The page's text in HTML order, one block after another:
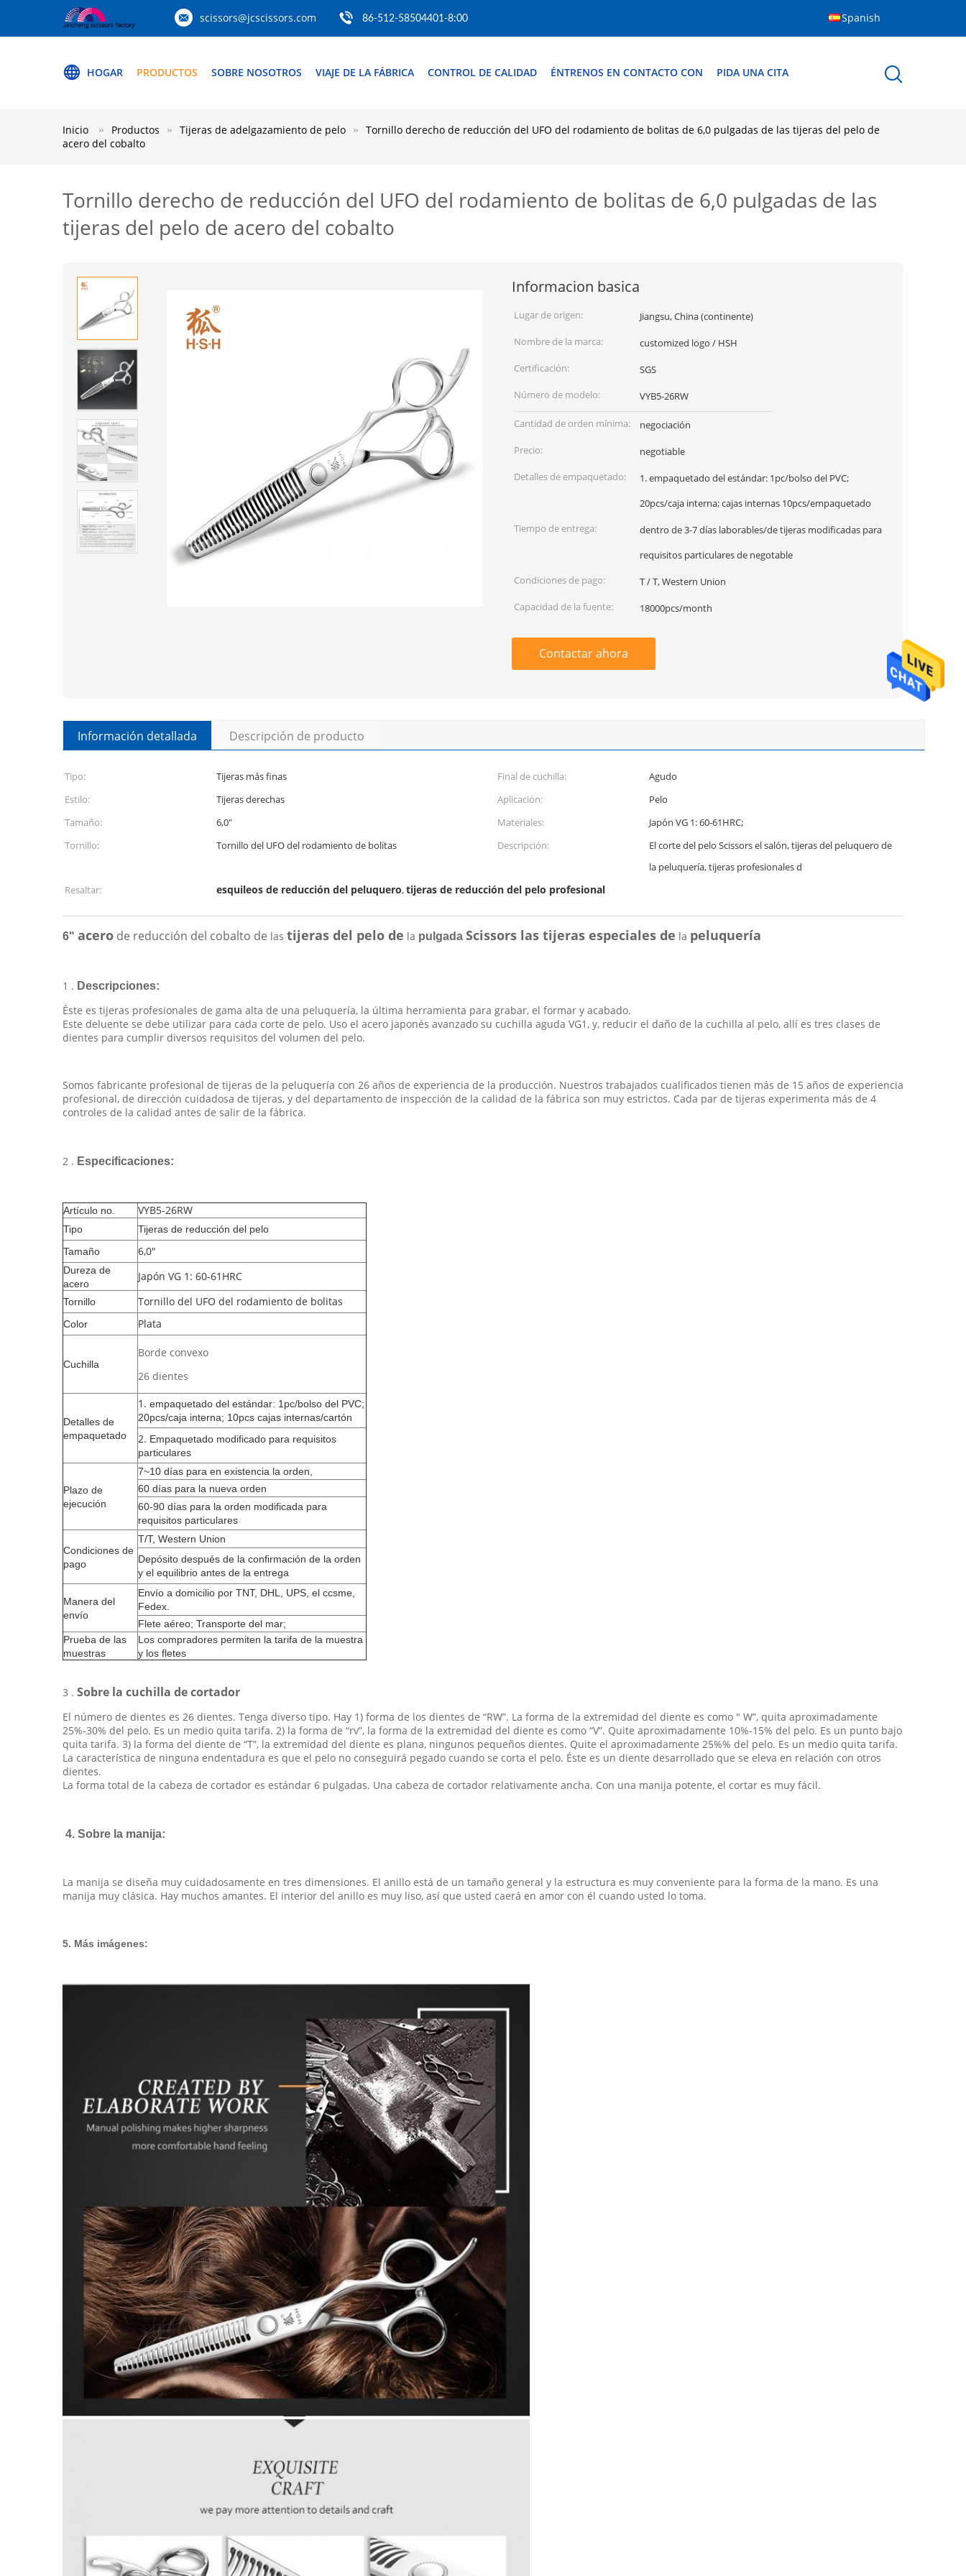
scissors@jcscissors.com 86-512-58504401-8:00 Spanish
HOGAR PRODUCTOS SOBRE NOSOTROS VIAJE DE LA FÁBRICA CONTROL DE CALIDAD ÉNTRENOS EN CONTACTO CON PIDA UNA CITA
Inicio Productos Tijeras de adelgazamiento de pelo
Tornillo derecho de reducción del UFO del rodamiento de bolitas de 6,0 pulgadas de las tijeras del pelo de
acero del cobalto
Tornillo derecho de reducción del UFO del rodamiento de bolitas de 6,0 pulgadas de las
tijeras del pelo de acero del cobalto
Informacion basica
Lugar de origen:
Jiangsu, China (continente)
Nombre de la marca:
customized logo / HSH
Certificación:
SGS
Número de modelo:
VYB5-26RW
Cantidad de orden mínima:
negociación
Precio:
negotiable
Detalles de empaquetado:
1. empaquetado del estándar: 1pc/bolso del PVC;
20pcs/caja interna; cajas internas 10pcs/empaquetado
Tiempo de entrega:
dentro de 3-7 días laborables/de tijeras modificadas para
requisitos particulares de negotable
Condiciones de pago:
T / T, Western Union
Capacidad de la fuente:
18000pcs/month
Contactar ahora
Información detallada Descripción de producto
Tipo: Tijeras más finas Final de cuchilla:
Agudo
Estilo:
Tijeras derechas Aplicación:
Pelo
Tamaño:
6,0" Materiales:
Japón VG 1: 60-61HRC;
Tornillo:
Tornillo del UFO del rodamiento de bolitas Descripción:
El corte del pelo Scissors el salón, tijeras del peluquero de
la peluquería, tijeras profesionales d
Resaltar:
esquileos de reducción del peluquero,tijeras de reducción del pelo profesional
6" acero de reducción del cobalto de las tijeras del pelo de la pulgada Scissors las tijeras especiales de la peluquería
1 . Descripciones:
Éste es tijeras profesionales de gama alta de una peluquería, la última herramienta para grabar, el formar y acabado.
Este deluente se debe utilizar para cada corte de pelo. Uso el acero japonés avanzado su cuchilla aguda VG1, y, reducir el daño de la cuchilla al pelo, allí es tres clases de
dientes para cumplir diversos requisitos del volumen del pelo.
Somos fabricante profesional de tijeras de la peluquería con 26 años de experiencia de la producción. Nuestros trabajados cualificados tienen más de 15 años de experiencia
profesional, de dirección cuidadosa de tijeras, y del departamento de inspección de la calidad de la fábrica son muy estrictos. Cada par de tijeras experimenta más de 4
controles de la calidad antes de salir de la fábrica.
2 . Especificaciones:
Artículo no. VYB5-26RW
Tipo
Tijeras de reducción del pelo
Tamaño
6,0"
Dureza de
acero
Japón VG 1: 60-61HRC
Tornillo Tornillo del UFO del rodamiento de bolitas
Color Plata
Cuchilla
Borde convexo
26 dientes
Detalles de
empaquetado
1. empaquetado del estándar: 1pc/bolso del PVC;
20pcs/caja interna; 10pcs cajas internas/cartón
2. Empaquetado modificado para requisitos
particulares
Plazo de
ejecución
7~10 días para en existencia la orden,
60 días para la nueva orden
60-90 días para la orden modificada para
requisitos particulares
Condiciones de
pago
T/T, Western Union
Depósito después de la confirmación de la orden
y el equilibrio antes de la entrega
Manera del
envío
Envío a domicilio por TNT, DHL, UPS, el ccsme,
Fedex.
Flete aéreo; Transporte del mar;
Prueba de las
muestras
Los compradores permiten la tarifa de la muestra
y los fletes
3 . Sobre la cuchilla de cortador
El número de dientes es 26 dientes. Tenga diverso tipo. Hay 1) forma de los dientes de “RW”. La forma de la extremidad del diente es como " W”, quita aproximadamente
25%-30% del pelo. Es un medio quita tarifa. 2) la forma de “rv”, la forma de la extremidad del diente es como “V”. Quite aproximadamente 10%-15% del pelo. Es un punto bajo
quita tarifa. 3) la forma del diente de “T”, la extremidad del diente es plana, ningunos pequeños dientes. Quite el aproximadamente 25%% del pelo. Es un medio quita tarifa.
La característica de ninguna endentadura es que el pelo no conseguirá pegado cuando se corta el pelo. Éste es un diente desarrollado que se eleva en relación con otros
dientes.
La forma total de la cabeza de cortador es estándar 6 pulgadas. Una cabeza de cortador relativamente ancha. Con una manija potente, el cortar es muy fácil.
4. Sobre la manija:
La manija se diseña muy cuidadosamente en tres dimensiones. El anillo está de un tamaño general y la estructura es muy conveniente para la forma de la mano. Es una
manija muy clásica. Hay muchos amantes. El interior del anillo es muy liso, así que usted caerá en amor con él cuando usted lo toma.
5. Más imágenes: